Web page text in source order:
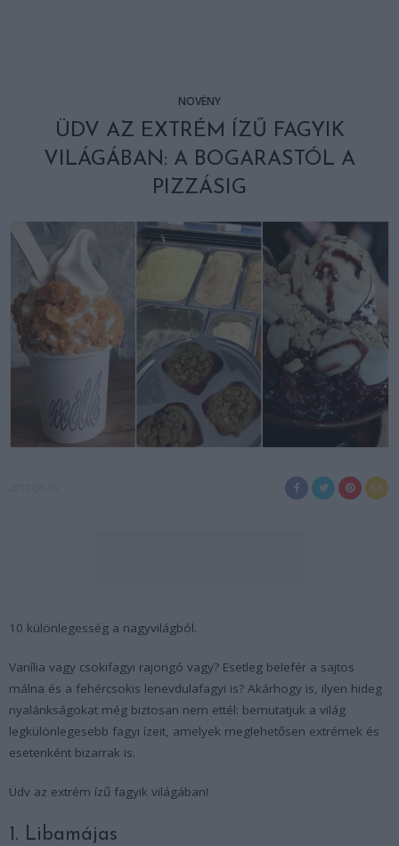
NÖVÉNY
ÜDV AZ EXTRÉM ÍZŰ FAGYIK
VILÁGÁBAN: A BOGARASTÓL A
PIZZÁSIG
10 különlegesség a nagyvilágból.
Vanília vagy csokifagyi rajongó vagy? Esetleg belefér a sajtos
málna és a fehércsokis lenevdulafagyi is? Akárhogy is, ilyen hideg
nyalánkságokat még biztosan nem ettél: bemutatjuk a világ
legkülönlegesebb fagyi ízeit, amelyek meglehetősen extrémek és
esetenként bizarrak is.
Üdv az extrém ízű fagyik világában!
1. Libamájas